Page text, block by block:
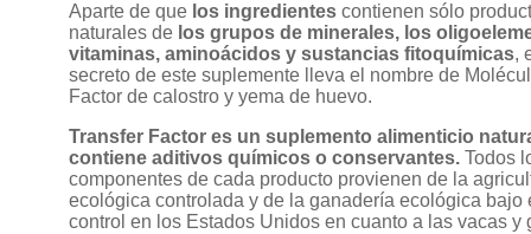
Aparte de que los ingredientes contienen sólo
naturales de los grupos de minerales, los
vitaminas, aminoácidos y sustancias fitoquímicas,
secreto de este suplemente lleva el nombre de
Factor de calostro y yema de huevo.
Transfer Factor es un suplemento alimenticio
contiene aditivos químicos o conservantes. Todos
componentes de cada producto provienen de la
ecológica controlada y de la ganadería ecológica bajo
control en los Estados Unidos en cuanto a las vacas